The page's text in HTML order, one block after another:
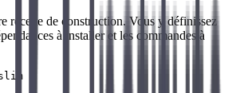
recette de construction. Vous y définissez
à installer et les commandes à